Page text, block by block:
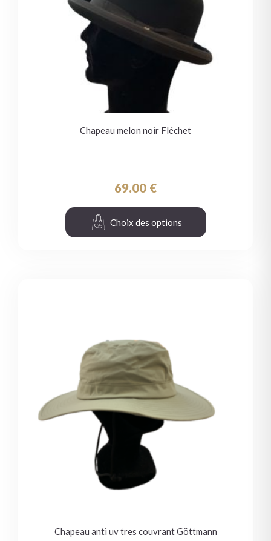
Chapeau melon noir Fléchet
69.00 €
Choix des options
Chapeau anti uv tres couvrant Göttmann